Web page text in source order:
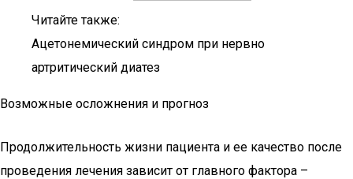
Читайте также:
Ацетонемический синдром при нервно
артритический диатез
Возможные осложнения и прогноз
Продолжительность жизни пациента и ее качество после
проведения лечения зависит от главного фактора –